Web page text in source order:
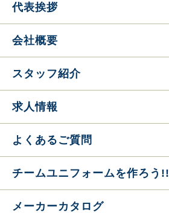
代表挨拶
会社概要
スタッフ紹介
求人情報
よくあるご質問
チームユニフォームを作ろう!!
メーカーカタログ